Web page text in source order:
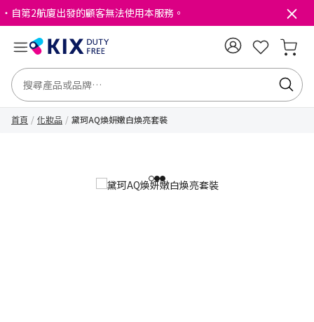
・自第2航廈出發的顧客無法使用本服務。
首頁 化妝品 黛珂AQ煥妍嫩白煥亮套裝
123